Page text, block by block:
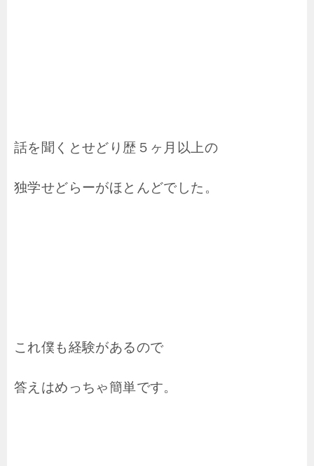
話を聞くとせどり歴５ヶ月以上の
独学せどらーがほとんどでした。
これ僕も経験があるので
答えはめっちゃ簡単です。